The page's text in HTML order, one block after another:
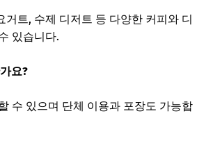
거트, 수제 디저트 등 다양한 커피와 디
있습니다.
요?
수 있으며 단체 이용과 포장도 가능합